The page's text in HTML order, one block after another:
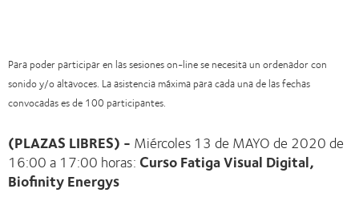
Para poder participar en las sesiones on-line se necesita un ordenador con
sonido y/o altavoces. La asistencia máxima para cada una de las fechas
convocadas es de 100 participantes.
(PLAZAS LIBRES) - Miércoles 13 de MAYO de 2020 de
16:00 a 17:00 horas:Curso Fatiga Visual Digital,
Biofinity Energys